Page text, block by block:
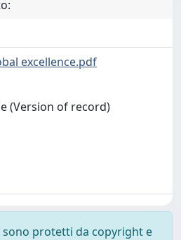
excellence.pdf
(Version of record)
sono protetti da copyright e